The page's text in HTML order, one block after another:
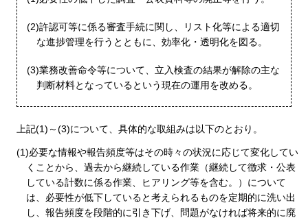
(2)許認可等に係る審査手続に関し、リスト化等による適切
な進捗管理を行うとともに、効率化・透明化を図る。
(3)業務改善命令等について、立入検査の結果が解除の主な
判断材料となっているという現在の運用を改める。
上記(1)～(3)について、具体的な取組みは以下のとおり。
(1)必要な情報や報告頻度等はその時々の状況に応じて変化してい
くことから、過去から継続している作業（継続して徴求・公表
している計数に係る作業、ヒアリング等を含む。）について
は、必要性が低下していると考えられるものを定期的に洗い出
し、報告頻度を段階的に引き下げ、問題がなければ将来的に廃